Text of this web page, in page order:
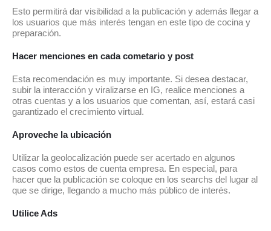
Esto permitirá dar visibilidad a la publicación y además llegar a
los usuarios que más interés tengan en este tipo de cocina y
preparación.
Hacer menciones en cada cometario y post
Esta recomendación es muy importante. Si desea destacar,
subir la interacción y viralizarse en IG, realice menciones a
otras cuentas y a los usuarios que comentan, así, estará casi
garantizado el crecimiento virtual.
Aproveche la ubicación
Utilizar la geolocalización puede ser acertado en algunos
casos como estos de cuenta empresa. En especial, para
hacer que la publicación se coloque en los searchs del lugar al
que se dirige, llegando a mucho más público de interés.
Utilice Ads